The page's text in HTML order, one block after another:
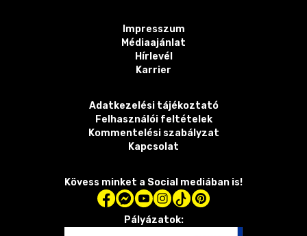
Impresszum
Médiaajánlat
Hírlevél
Karrier
Adatkezelési tájékoztató
Felhasználói feltételek
Kommentelési szabályzat
Kapcsolat
Kövess minket a Social mediában is!
Pályázatok: